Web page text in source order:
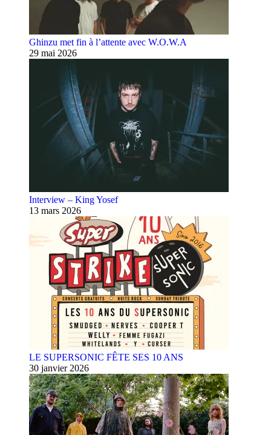
Ghinzu met fin à l’attente avec W.O.W.A
29 mai 2026
Interview – King Yosef
13 mars 2026
LE SUPERSONIC FÊTE SES 10 ANS
30 janvier 2026